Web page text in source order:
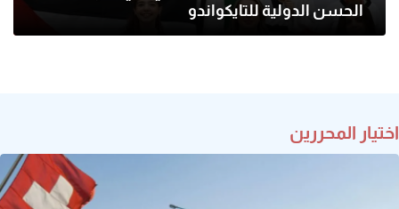
الحسن الدولية للتايكواندو
اختيار المحررين